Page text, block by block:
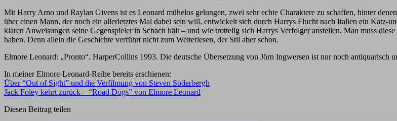
Mit Harry Arno und Raylan Givens ist es Leonard mühelos gelungen, zwei sehr echte Charaktere zu schaffen, hinter
über einen Mann, der noch ein allerletztes Mal dabei sein will, entwickelt sich durch Harrys Flucht nach Italien ein Katz-
klaren Anweisungen seine Gegenspieler in Schach hält – und wie trottelig sich Harrys Verfolger anstellen. Man muss
haben. Denn allein die Geschichte verführt nicht zum Weiterlesen, der Stil aber schon.
Elmore Leonard: „Pronto“. HarperCollins 1993. Die deutsche Übersetzung von Jörn Ingwersen ist nur noch antiquarisch
In meiner Elmore-Leonard-Reihe bereits erschienen:
Über “Out of Sight” und die Verfilmung von Steven Soderbergh
Jack Foley kehrt zurück – “Road Dogs” von Elmore Leonard
Diesen Beitrag teilen